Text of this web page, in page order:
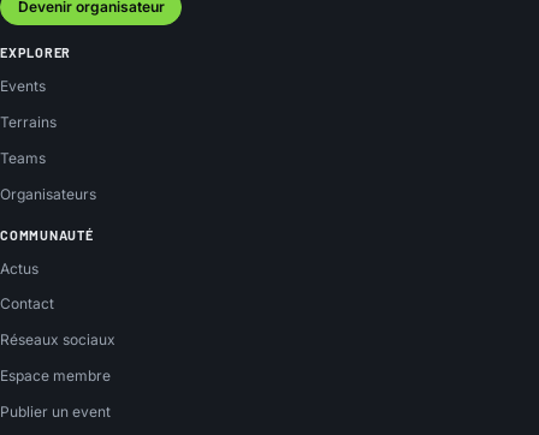
Devenir organisateur
EXPLORER
Events
Terrains
Teams
Organisateurs
COMMUNAUTÉ
Actus
Contact
Réseaux sociaux
Espace membre
Publier un event